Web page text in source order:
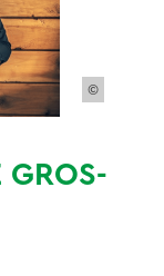
©
GROS-